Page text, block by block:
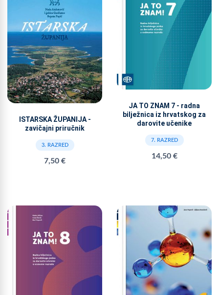
ISTARSKA ŽUPANIJA -
zavičajni priručnik
3. RAZRED
7,50 €
JA TO ZNAM 7 - radna
bilježnica iz hrvatskog za
darovite učenike
7. RAZRED
14,50 €